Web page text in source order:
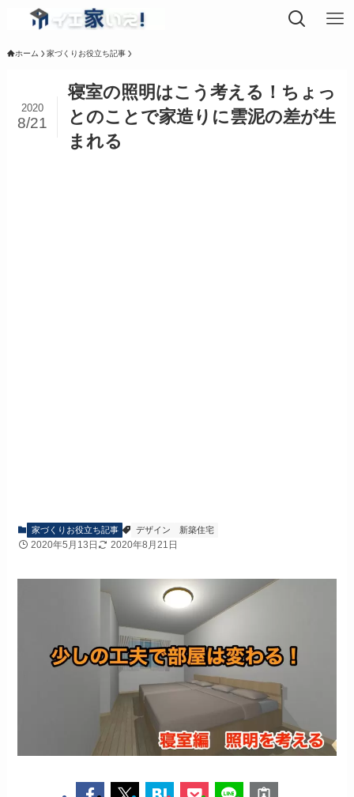
ホーム 家づくりお役立ち記事
寝室の照明はこう考える！ちょっ
とのことで家造りに雲泥の差が生
まれる
2020
8/21
家づくりお役立ち記事 デザイン 新築住宅
2020年5月13日 2020年8月21日